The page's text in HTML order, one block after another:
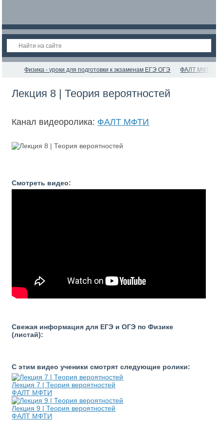
Физика - уроки для подготовки к экзаменам ЕГЭ ОГЭ ФАЛТ МФТИ
Лекция 8 | Теория вероятностей
Канал видеоролика: ФАЛТ МФТИ
Смотреть видео:
Свежая информация для ЕГЭ и ОГЭ по Физике
(листай):
С этим видео ученики смотрят следующие ролики:
Лекция 7 | Теория вероятностей
ФАЛТ МФТИ
Лекция 9 | Теория вероятностей
ФАЛТ МФТИ